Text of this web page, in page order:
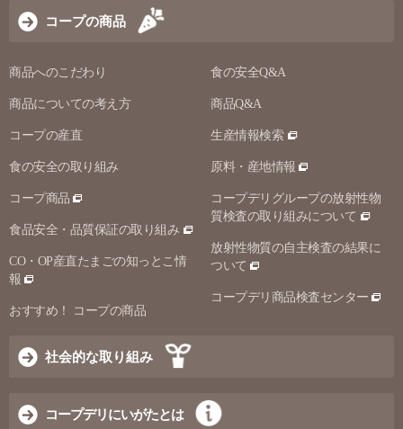
コープの商品
商品へのこだわり
商品についての考え方
コープの産直
食の安全の取り組み
コープ商品
食品安全・品質保証の取り組み
CO・OP産直たまごの知っとこ情
報
おすすめ！ コープの商品
食の安全Q&A
商品Q&A
生産情報検索
原料・産地情報
コープデリグループの放射性物
質検査の取り組みについて
放射性物質の自主検査の結果に
ついて
コープデリ商品検査センター
社会的な取り組み
コープデリにいがたとは